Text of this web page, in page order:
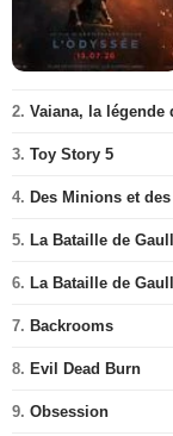
2. Vaiana, la
3. Toy Story 5
4. Des Minions et
5. La Bataille de
6. La Bataille de
7. Backrooms
8. Evil Dead Burn
9. Obsession